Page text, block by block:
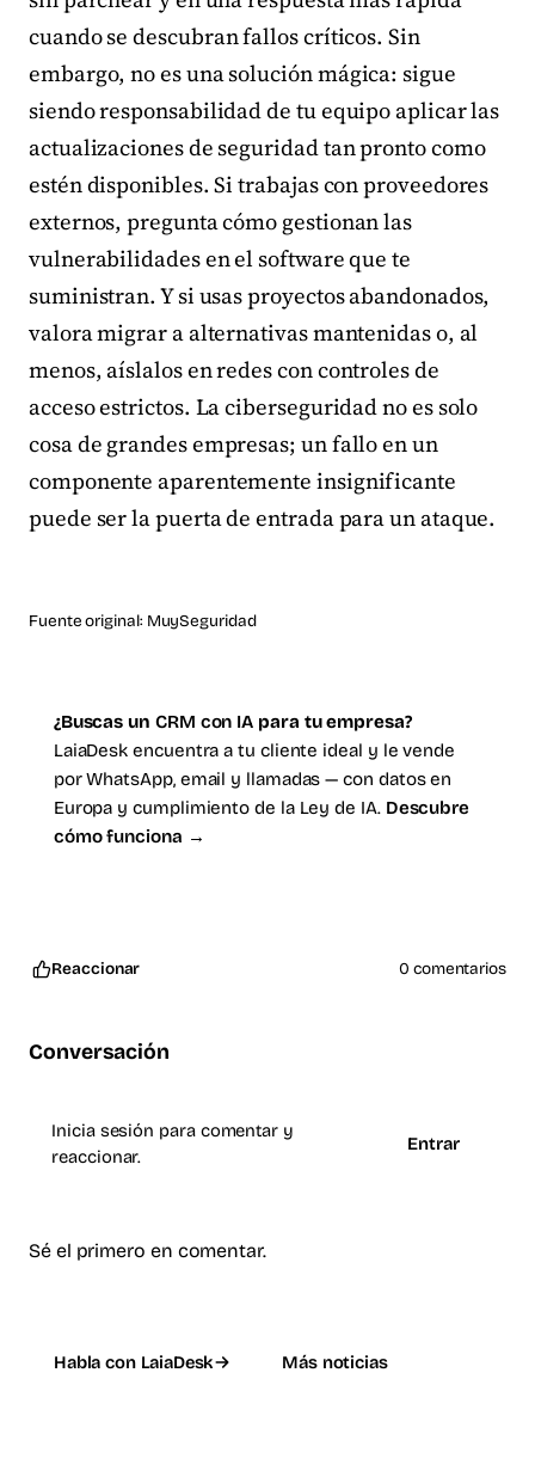
cuando se descubran fallos críticos. Sin
embargo, no es una solución mágica: sigue
siendo responsabilidad de tu equipo aplicar las
actualizaciones de seguridad tan pronto como
estén disponibles. Si trabajas con proveedores
externos, pregunta cómo gestionan las
vulnerabilidades en el software que te
suministran. Y si usas proyectos abandonados,
valora migrar a alternativas mantenidas o, al
menos, aíslalos en redes con controles de
acceso estrictos. La ciberseguridad no es solo
cosa de grandes empresas; un fallo en un
componente aparentemente insignificante
puede ser la puerta de entrada para un ataque.
Fuente original: MuySeguridad
¿Buscas un CRM con IA para tu empresa?
LaiaDesk encuentra a tu cliente ideal y le vende
por WhatsApp, email y llamadas — con datos en
Europa y cumplimiento de la Ley de IA. Descubre
cómo funciona →
Reaccionar 0 comentarios
Conversación
Inicia sesión para comentar y
reaccionar.
Entrar
Sé el primero en comentar.
Habla con LaiaDesk Más noticias